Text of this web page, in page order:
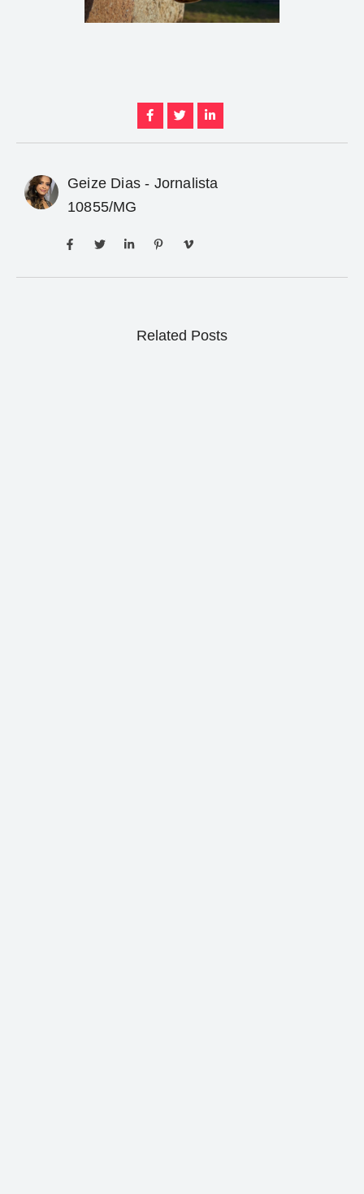
Geize Dias - Jornalista
10855/MG
Related Posts